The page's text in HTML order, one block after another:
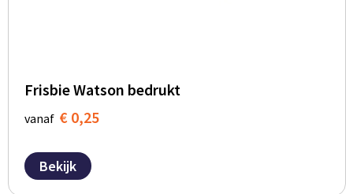
Frisbie Watson bedrukt
vanaf € 0,25
Bekijk